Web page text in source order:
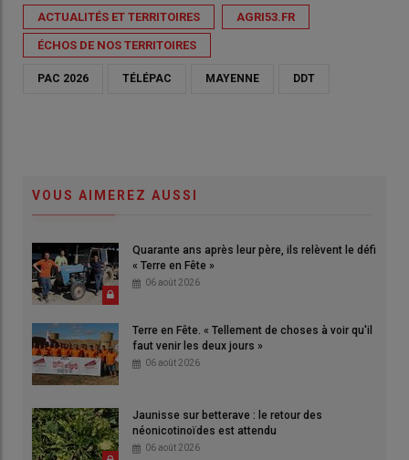
ACTUALITÉS ET TERRITOIRES AGRI53.FR
ÉCHOS DE NOS TERRITOIRES
PAC 2026 TÉLÉPAC MAYENNE DDT
VOUS AIMEREZ AUSSI
Quarante ans après leur père, ils relèvent le défi
« Terre en Fête »
06 août 2026
Terre en Fête. « Tellement de choses à voir qu'il
faut venir les deux jours »
06 août 2026
Jaunisse sur betterave : le retour des
néonicotinoïdes est attendu
06 août 2026